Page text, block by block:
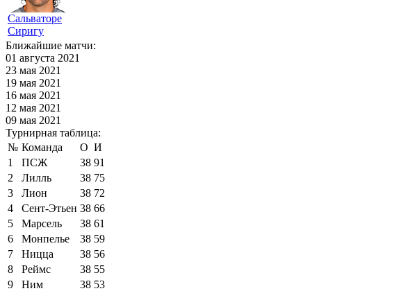
Сальваторе
Сиригу
Ближайшие матчи:
01 августа 2021
23 мая 2021
19 мая 2021
16 мая 2021
12 мая 2021
09 мая 2021
Турнирная таблица:
№ Команда О И
1
ПСЖ 38 91
2
Лилль 38 75
3
Лион 38 72
4
Сент-Этьен 38 66
5
Марсель 38 61
6
Монпелье 38 59
7
Ницца 38 56
8
Реймс 38 55
9
Ним 38 53